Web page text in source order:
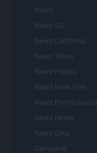
Newz
Newz US
Newz California
Newz Texas
Newz Florida
Newz New York
Newz Pennsylvania
Newz Illinois
Newz Ohio
Gameland